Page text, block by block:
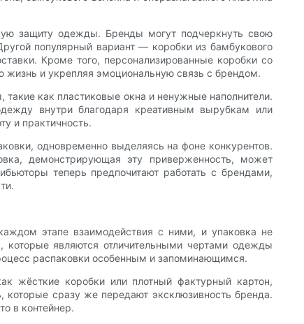
защиту одежды. Бренды могут подчеркнуть свою
популярный вариант — коробки из бамбукового
Кроме того, персонализированные коробки со
жизнь и укрепляя эмоциональную связь с брендом.
как пластиковые окна и ненужные наполнители.
внутри благодаря креативным вырубкам или
и практичность.
одновременно выделяясь на фоне конкурентов.
демонстрирующая эту приверженность, может
теперь предпочитают работать с брендами,
этапе взаимодействия с ними, и упаковка не
которые являются отличительными чертами одежды
распаковки особенным и запоминающимся.
жёсткие коробки или плотный фактурный картон,
сразу же передают эксклюзивность бренда.
в контейнер.